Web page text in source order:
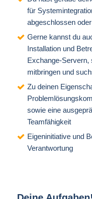
für
abgeschlossen
Gerne kannst du
Installation und
Exchange-Servern,
mitbringen und
Zu deinen
sowie eine
Teamfähigkeit
Eigeninitiative und
Verantwortung